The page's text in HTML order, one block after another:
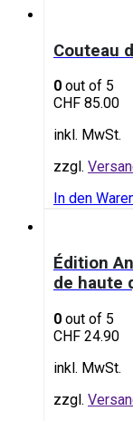
Couteau
0 out of 5
CHF 85.00
inkl. MwSt.
zzgl.
In den
Édition
de haute
0 out of 5
CHF 24.90
inkl. MwSt.
zzgl.